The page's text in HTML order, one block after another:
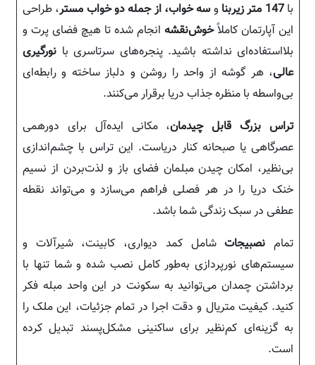
با147 متر زیربنا و سه خواب، از جمله دو خواب مستر، طراحی
این آپارتمان کاملاًخوش‌نقشه انجام شده تا هیچ فضای پرت و
بلااستفاده‌ای نداشته باشید. پنجره‌های سرتاسری با نورگیری
عالی، هر گوشه از واحد را روشن و دلباز ساخته و رابطه‌ای
بی‌واسطه با منظره جذاب دریا برقرار می‌کنند.
تراس بزرگ قابل چیدمان، مکانی ایده‌آل برای دورهمی
عصرگاهی یا صبحانه کنار دریاست. این تراس با چشم‌اندازی
بی‌نظیر، امکان چیدن مبلمان فضای باز و لذت‌بردن از نسیم
خنک دریا را در هر فصلی فراهم می‌سازد و می‌تواند نقطه
عطفی در سبک زندگی شما باشد.
تمام نصبیجاتشامل کمد دیواری، کابینت، شیرآلات و
سیستم‌های نورپردازی به‌طور کامل نصب شده و شما تنها با
برداشتن چمدان می‌توانید به سکونت در این واحد مبله فکر
کنید. کیفیت متریال و دقت اجرا در تمام جزئیات، این ملک را
به گزینه‌ای کم‌نظیر برای ساکنینی مشکل‌پسند تبدیل کرده
است.